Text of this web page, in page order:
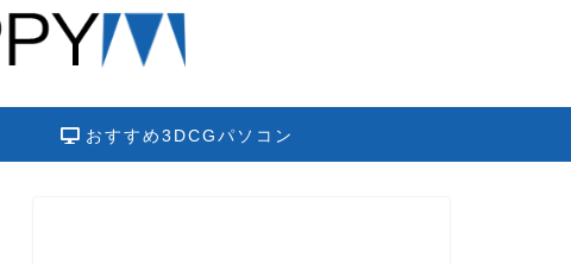
おすすめ3DCGパソコン